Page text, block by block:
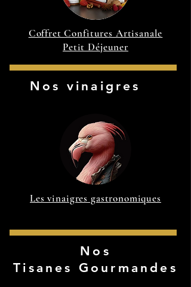
Coffret Confitures Artisanale
Petit Déjeuner
Nos vinaigres
Les vinaigres gastronomiques
Nos
Tisanes Gourmandes